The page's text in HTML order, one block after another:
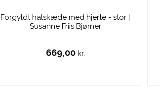
Forgyldt halskæde med hjerte - stor |
Susanne Friis Bjørner
669,00 kr.